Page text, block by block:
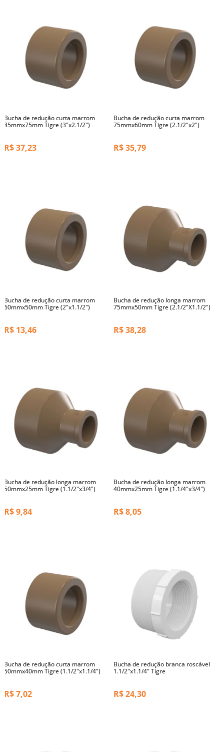
Bucha de redução curta marrom
85mmx75mm Tigre (3"x2.1/2")
R$37,23
Bucha de redução curta marrom
75mmx60mm Tigre (2.1/2"x2")
R$35,79
Bucha de redução curta marrom
60mmx50mm Tigre (2"x1.1/2")
R$ 13,46
Bucha de redução longa marrom
75mmx50mm Tigre (2.1/2"X1.1/2")
R$38,28
Bucha de redução longa marrom
50mmx25mm Tigre (1.1/2"x3/4")
R$9,84
Bucha de redução longa marrom
40mmx25mm Tigre (1.1/4"x3/4")
R$8,05
Bucha de redução curta marrom
50mmx40mm Tigre (1.1/2"x1.1/4")
R$7,02
Bucha de redução branca roscável
1.1/2"x1.1/4" Tigre
R$24,30